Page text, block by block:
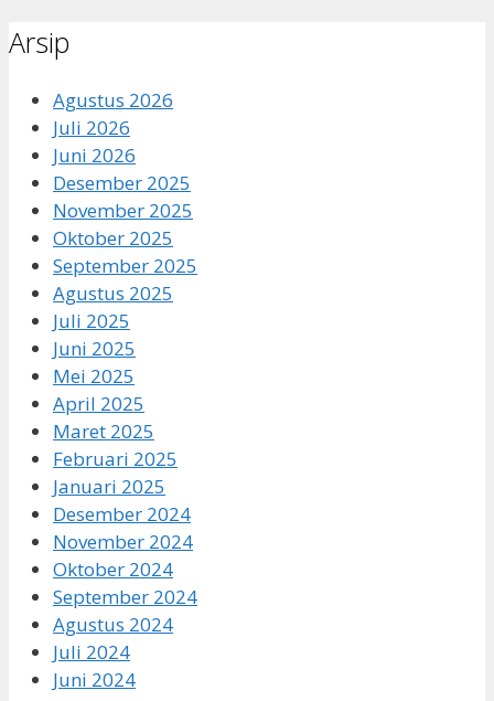
Arsip
Agustus 2026
Juli 2026
Juni 2026
Desember 2025
November 2025
Oktober 2025
September 2025
Agustus 2025
Juli 2025
Juni 2025
Mei 2025
April 2025
Maret 2025
Februari 2025
Januari 2025
Desember 2024
November 2024
Oktober 2024
September 2024
Agustus 2024
Juli 2024
Juni 2024